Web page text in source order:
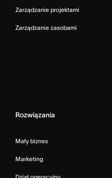
Zarządzanie projektami
Zarządzanie zasobami
Rozwiązania
Mały biznes
Marketing